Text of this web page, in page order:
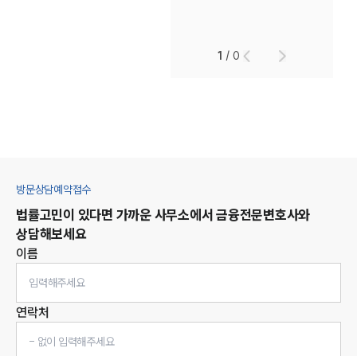
1 /0
방문상담예약접수
법률고민이 있다면 가까운 사무소에서 금융전문변호사와
상담해보세요
이름
연락처